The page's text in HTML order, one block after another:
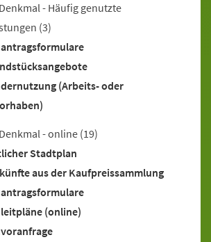
- Häufig genutzte
(3)
(Arbeits- oder
- online(19)
Stadtplan
aus der Kaufpreissammlung
(online)